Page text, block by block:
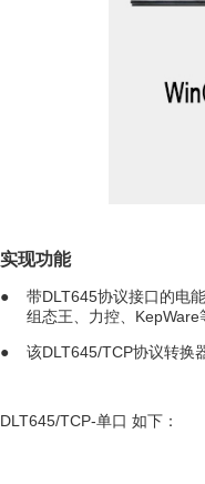
实现功能
● 带DLT645协议接口的电能
组态王、力控、KepWare
● 该DLT645/TCP协议转换
DLT645/TCP-单口 如下：